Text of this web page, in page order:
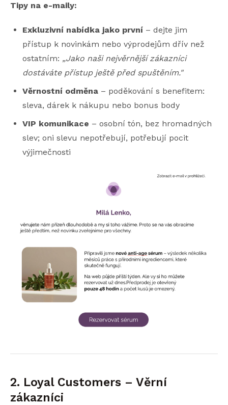
Tipy na e-maily:
Exkluzivní nabídka jako první – dejte jim
přístup k novinkám nebo výprodejům dřív než
ostatním: „Jako naši nejvěrnější zákazníci
dostáváte přístup ještě před spuštěním."
Věrnostní odměna – poděkování s benefitem:
sleva, dárek k nákupu nebo bonus body
VIP komunikace – osobní tón, bez hromadných
slev; oni slevu nepotřebují, potřebují pocit
výjimečnosti
2. Loyal Customers – Věrní
zákazníci